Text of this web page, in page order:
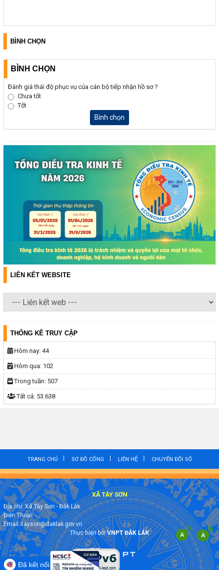
BÌNH CHỌN
BÌNH CHỌN
Đánh giá thái độ phục vụ của cán bộ tiếp nhận hồ sơ ?
Chưa tốt
Tốt
Bình chọn
LIÊN KẾT WEBSITE
THỐNG KÊ TRUY CẬP
Hôm nay: 44
Hôm qua: 102
Trong tuần: 507
Tất cả: 53.638
TRANG CHỦ SƠ ĐỒ CỔNG LIÊN HỆ CHUYỂN ĐỔI SỐ
XÃ TÂY SƠN
Địa chỉ: Xã Tây Sơn - Đắk Lắk
Điện Thoại:
Email: tayson@daklak.gov.vn
Thực hiện bởi:VNPT ĐẮK LẮK
Đã kết nối EMC